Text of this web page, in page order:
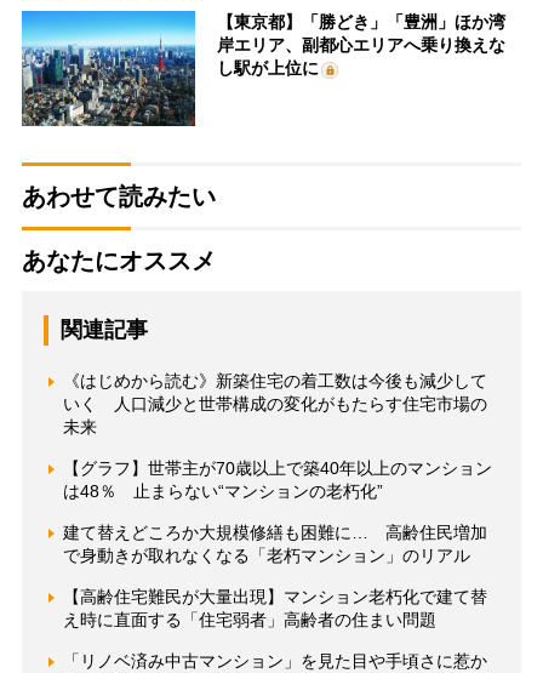
【東京都】「勝どき」「豊洲」ほか湾
岸エリア、副都心エリアへ乗り換えな
し駅が上位に
あわせて読みたい
あなたにオススメ
関連記事
《はじめから読む》新築住宅の着工数は今後も減少して
いく 人口減少と世帯構成の変化がもたらす住宅市場の
未来
【グラフ】世帯主が70歳以上で築40年以上のマンション
は48％ 止まらない“マンションの老朽化”
建て替えどころか大規模修繕も困難に… 高齢住民増加
で身動きが取れなくなる「老朽マンション」のリアル
【高齢住宅難民が大量出現】マンション老朽化で建て替
え時に直面する「住宅弱者」高齢者の住まい問題
「リノベ済み中古マンション」を見た目や手頃さに惹か